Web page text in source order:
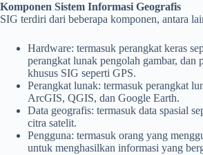
Komponen Sistem Informasi Geografis
SIG terdiri dari beberapa komponen, antara
Hardware: termasuk perangkat keras
perangkat lunak pengolah gambar, dan
khusus SIG seperti GPS.
Perangkat lunak: termasuk perangkat
ArcGIS, QGIS, dan Google Earth.
Data geografis: termasuk data spasial
citra satelit.
Pengguna: termasuk orang yang
untuk menghasilkan informasi yang